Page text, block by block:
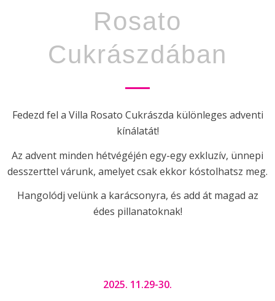
Rosato
Cukrászdában
Fedezd fel a Villa Rosato Cukrászda különleges adventi
kínálatát!
Az advent minden hétvégéjén egy-egy exkluzív, ünnepi
desszerttel várunk, amelyet csak ekkor kóstolhatsz meg.
Hangolódj velünk a karácsonyra, és add át magad az
édes pillanatoknak!
2025. 11.29-30.